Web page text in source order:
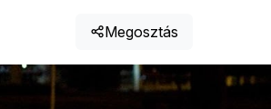
Megosztás